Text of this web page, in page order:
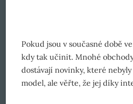
Pokud jsou v současné době
kdy tak učinit. Mnohé
dostávají novinky, které
model, ale věřte, že jej díky